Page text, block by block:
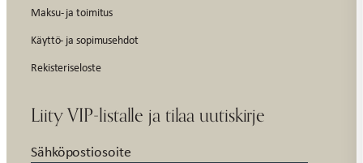
Maksu- ja toimitus
Käyttö- ja sopimusehdot
Rekisteriseloste
Liity VIP-listalle ja tilaa uutiskirje
Sähköpostiosoite